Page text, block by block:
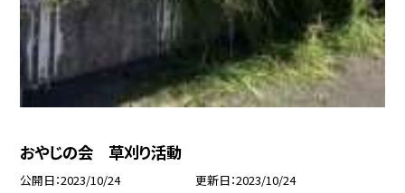
おやじの会 草刈り活動
公開日 2023/10/24 更新日 2023/10/24